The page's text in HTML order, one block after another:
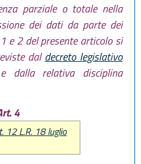
parziale o totale nella
dei dati da parte dei
e 2 del presente articolo si
daldecreto legislativo
relativa disciplina
4
12 L.R. 18 luglio